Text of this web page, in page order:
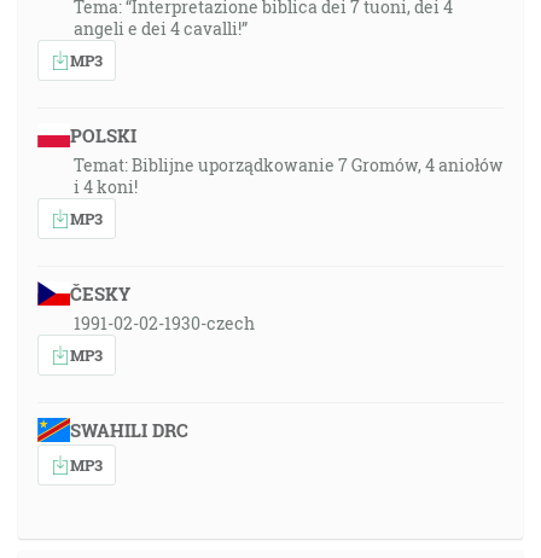
Tema: “Interpretazione biblica dei 7 tuoni, dei 4
angeli e dei 4 cavalli!”
MP3
POLSKI
Temat: Biblijne uporządkowanie 7 Gromów, 4 aniołów
i 4 koni!
MP3
ČESKY
1991-02-02-1930-czech
MP3
SWAHILI DRC
MP3